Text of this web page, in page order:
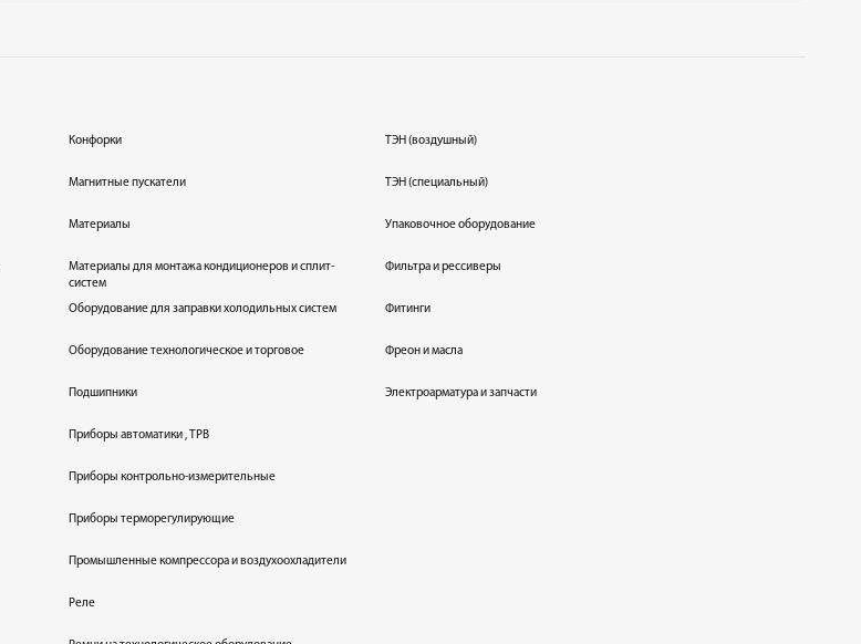
Конфорки
Магнитные пускатели
Материалы
Материалы для монтажа кондиционеров и сплит-
систем
Оборудование для заправки холодильных систем
Оборудование технологическое и торговое
Подшипники
Приборы автоматики , ТРВ
Приборы контрольно-измерительные
Приборы терморегулирующие
Промышленные компрессора и воздухоохладители
Реле
ТЭН (воздушный)
ТЭН (специальный)
Упаковочное оборудование
Фильтра и рессиверы
Фитинги
Фреон и масла
Электроарматура и запчасти